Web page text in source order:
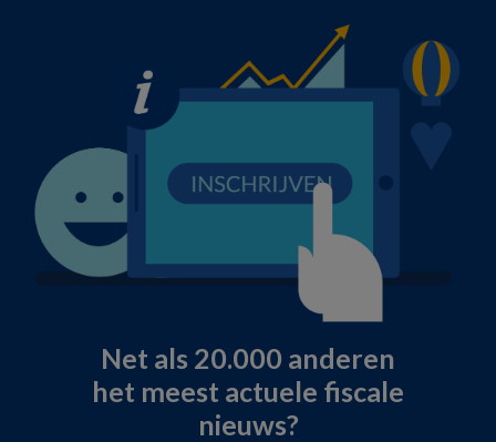
Net als 20.000 anderen
het meest actuele fiscale
nieuws?